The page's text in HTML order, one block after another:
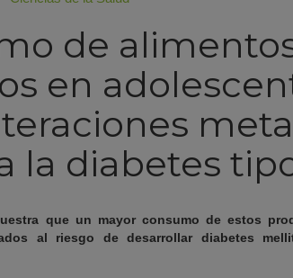
de
en
la diabetes
que un mayor consumo de estos
al riesgo de desarrollar diabetes